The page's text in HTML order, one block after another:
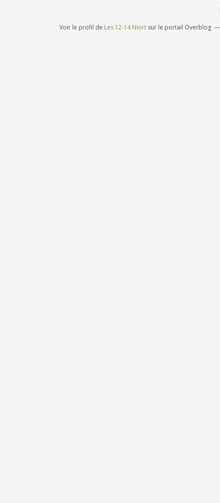
Voir le profil de Les 12-14 Niort sur le portail Overblog